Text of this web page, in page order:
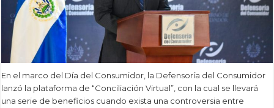
En el marco del Día del Consumidor, la Defensoría del Consumidor
lanzó la plataforma de “Conciliación Virtual”, con la cual se llevará
una serie de beneficios cuando exista una controversia entre